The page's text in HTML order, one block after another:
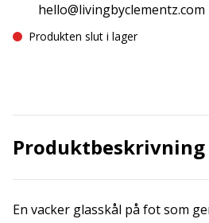
hello@livingbyclementz.com
Produkten slut i lager
Produktbeskrivning
En vacker glasskål på fot som